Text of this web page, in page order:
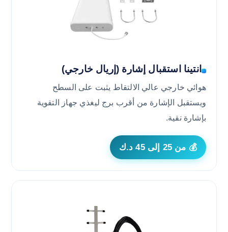
انتينا استقبال إشارة (إريال خارجي)
هوائي خارجي عالي الالتقاط يثبت على السطح
ويستقبل الإشارة من أقرب برج ليغذي جهاز التقوية
بإشارة نقية.
💰 من 25 إلى 45 د.ك